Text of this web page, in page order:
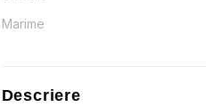
Marime
Descriere